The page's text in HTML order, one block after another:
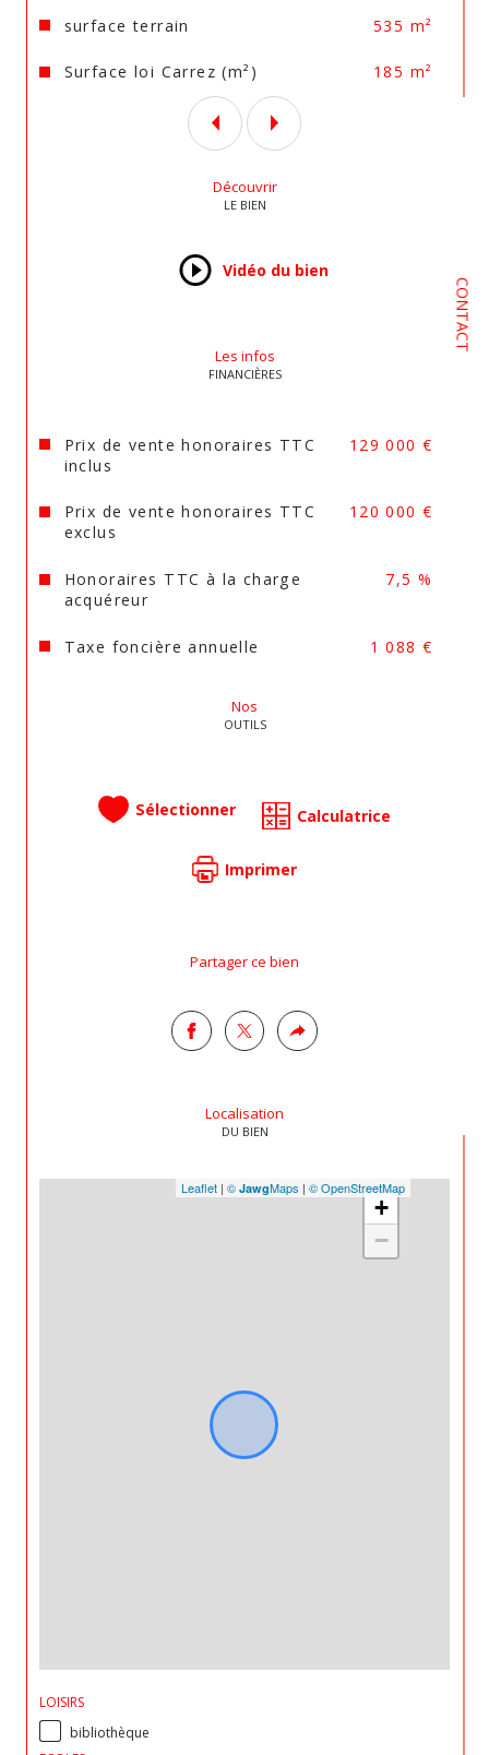
CONTACT
surface terrain 535 m²
Surface loi Carrez (m²) 185 m²
électrique (x2)
VMC
Murs pierres isolés et non isolés
Tous les commerces à pied
Pour toutes questions ou informations
complémentaires contactez Nicolas
Si vous êtes vous aussi vendeurs, contactez
nous pour faire une estimation gratuite de
Agent Commercial en Immobilier Carte prof
Les informations sur les risques auxquels ce bien
est exposé sont disponibles sur le site
Découvrir
LE BIEN
Vidéo du bien
Les infos
FINANCIÈRES
Prix de vente honoraires TTC
inclus
129 000 €
Prix de vente honoraires TTC
exclus
120 000 €
Honoraires TTC à la charge
acquéreur
7,5 %
Taxe foncière annuelle 1 088 €
Nos
OUTILS
Sélectionner Calculatrice
Imprimer
Partager ce bien
Localisation
DU BIEN
+
−
Leaflet | © JawgMaps | © OpenStreetMap
LOISIRS
bibliothèque